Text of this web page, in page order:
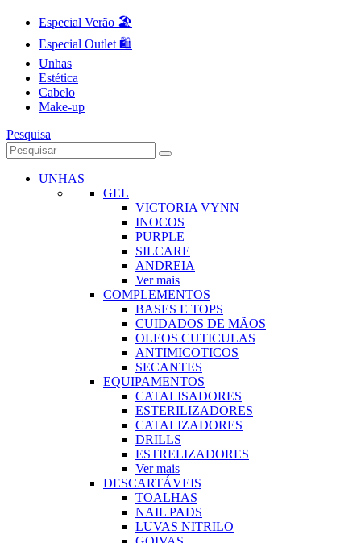
Especial Verão 🏖️
Especial Outlet 🛍️
Unhas
Estética
Cabelo
Make-up
Pesquisa
UNHAS
GEL
VICTORIA VYNN
INOCOS
PURPLE
SILCARE
ANDREIA
Ver mais
COMPLEMENTOS
BASES E TOPS
CUIDADOS DE MÃOS
OLEOS CUTICULAS
ANTIMICOTICOS
SECANTES
EQUIPAMENTOS
CATALISADORES
ESTERILIZADORES
CATALIZADORES
DRILLS
ESTRELIZADORES
Ver mais
DESCARTÁVEIS
TOALHAS
NAIL PADS
LUVAS NITRILO